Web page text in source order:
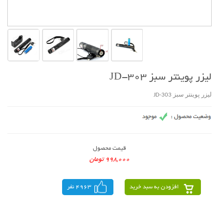
لیزر پوینتر سبز JD-303
لیزر پوینتر سبز JD-303
قیمت محصول
998,000 تومان
افزودن به سبد خرید 4963 نفر